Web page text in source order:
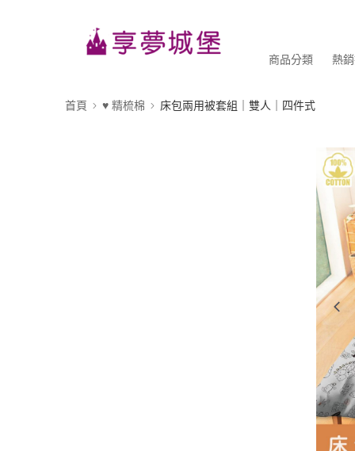
商品分類 熱
首頁 ♥ 精梳棉 床包兩用被套組｜雙人｜四件式